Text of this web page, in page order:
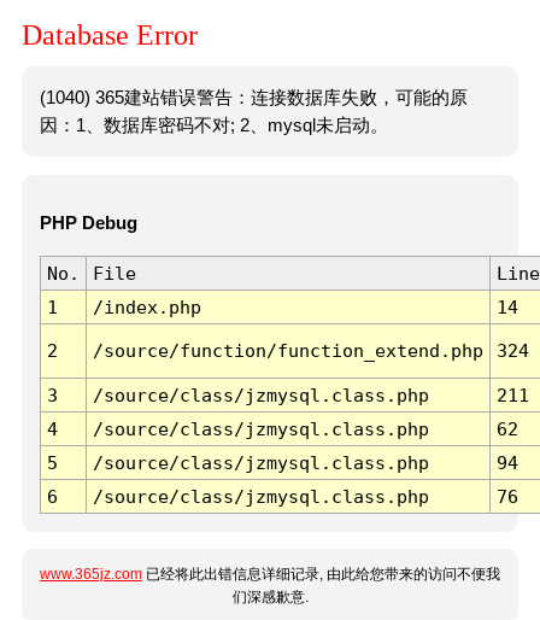
Database Error
(1040) 365建站错误警告：连接数据库失败，可能的原
因：1、数据库密码不对; 2、mysql未启动。
PHP Debug
No. File
Line
1
/index.php 14
2 /source/function/function_extend.php 324
3 /source/class/jzmysql.class.php
211
4
/source/class/jzmysql.class.php
62
5
/source/class/jzmysql.class.php
94
6
/source/class/jzmysql.class.php 76
www.365jz.com 已经将此出错信息详细记录, 由此给您带来的访问不便我
们深感歉意.